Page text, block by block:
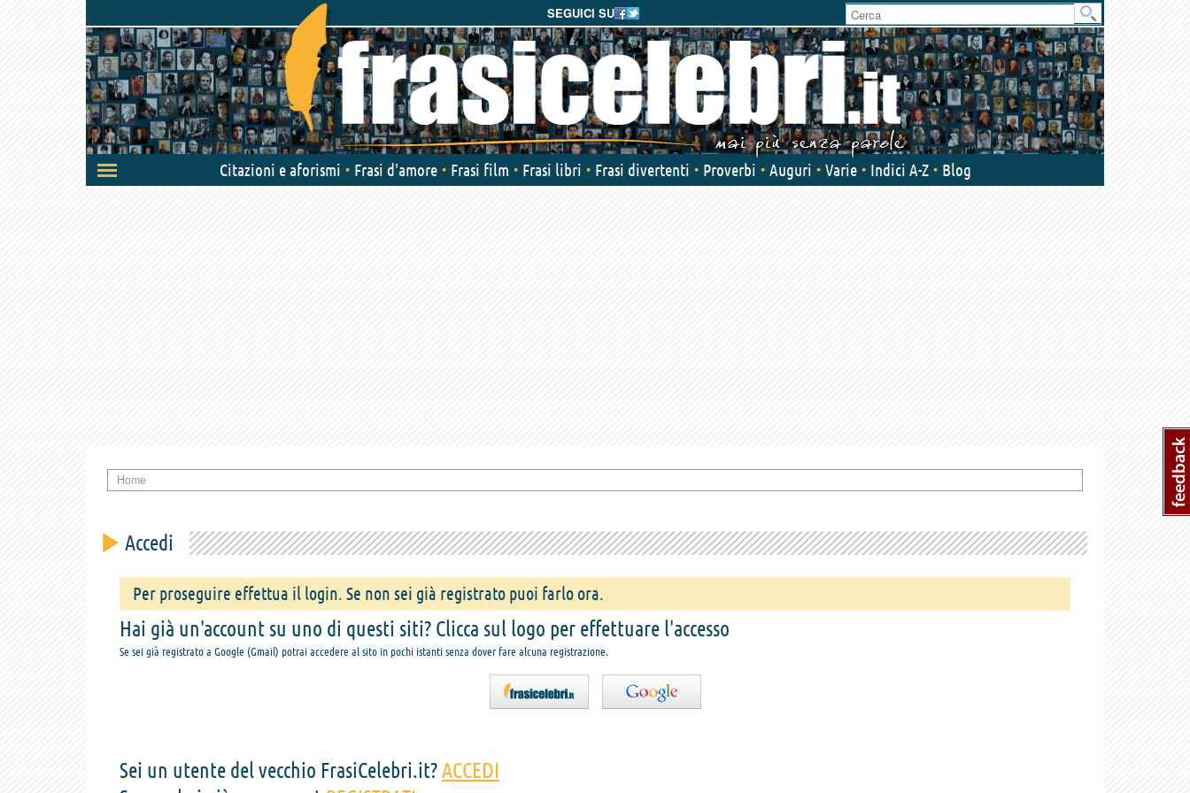
SEGUICI SU
Attiva/disattiva
navigazione
Citazioni e aforismi Frasi d'amore Frasi film Frasi libri Frasi divertenti Proverbi Auguri Varie Indici A-Z Blog
Home
Accedi
Per proseguire effettua il login. Se non sei già registrato puoi farlo ora.
Hai già un'account su uno di questi siti? Clicca sul logo per effettuare l'accesso
Se sei già registrato a Google (Gmail) potrai accedere al sito in pochi istanti senza dover fare alcuna registrazione.
Sei un utente del vecchio FrasiCelebri.it?ACCEDI